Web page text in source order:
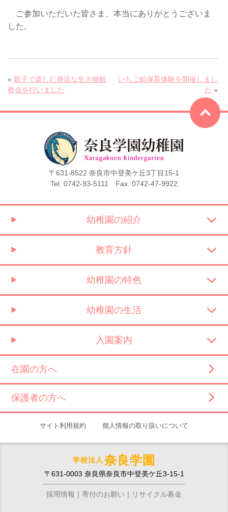
ご参加いただいた皆さま、本当にありがとうございま
した。
« 親子で楽しむ身近な生き物観
察会を行いました
いちご組保育体験を開催しまし
た »
〒631-8522 奈良市中登美ケ丘3丁目15-1
Tel. 0742-93-5111 Fax. 0742-47-9922
幼稚園の紹介
教育方針
幼稚園の特色
幼稚園の生活
入園案内
在園の方へ
保護者の方へ
サイト利用規約 個人情報の取り扱いについて
学校法人 奈良学園
〒631-0003 奈良県奈良市中登美ケ丘3-15-1
採用情報 寄付のお願い リサイクル募金